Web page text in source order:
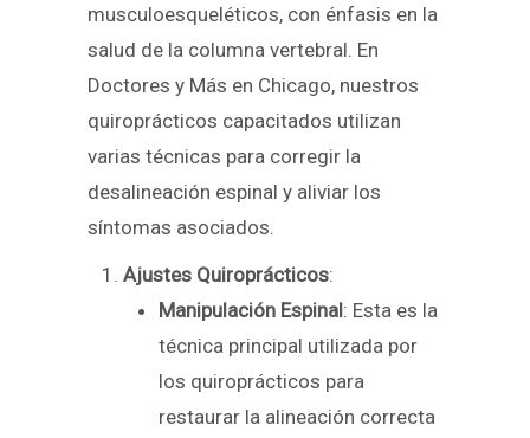
musculoesqueléticos, con énfasis en la
salud de la columna vertebral. En
Doctores y Más en Chicago, nuestros
quiroprácticos capacitados utilizan
varias técnicas para corregir la
desalineación espinal y aliviar los
síntomas asociados.
Ajustes Quiroprácticos:
Manipulación Espinal: Esta es la
técnica principal utilizada por
los quiroprácticos para
restaurar la alineación correcta